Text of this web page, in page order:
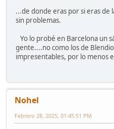
...de donde eras por si eras de
sin problemas.
Yo lo probé en Barcelona un
gente....no como los de
impresentables, por lo menos
Nohel
Febrero 28, 2025, 01:45:51 PM